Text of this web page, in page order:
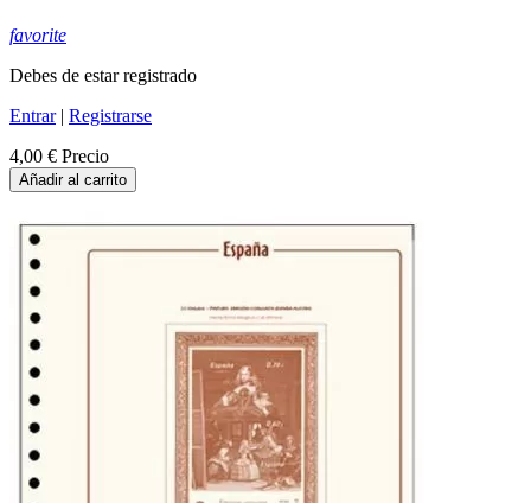
favorite
Debes de estar registrado
Entrar| Registrarse
4,00 € Precio
Añadir al carrito